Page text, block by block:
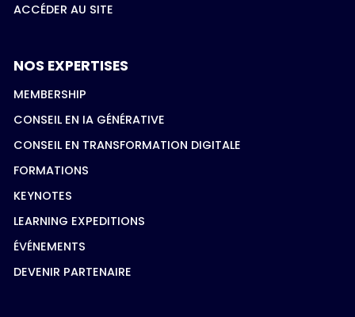
ACCÉDER AU SITE
NOS EXPERTISES
MEMBERSHIP
CONSEIL EN IA GÉNÉRATIVE
CONSEIL EN TRANSFORMATION DIGITALE
FORMATIONS
KEYNOTES
LEARNING EXPEDITIONS
ÉVÉNEMENTS
DEVENIR PARTENAIRE